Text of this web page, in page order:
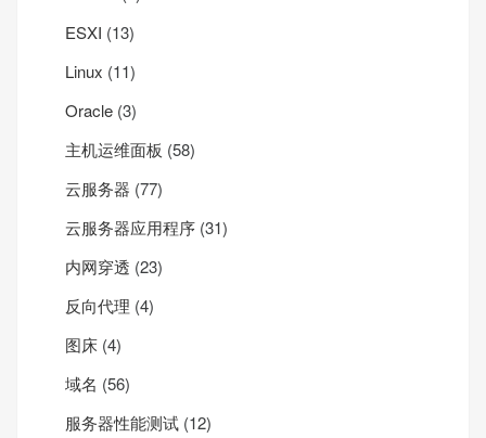
ESXI (13)
Linux (11)
Oracle (3)
主机运维面板 (58)
云服务器 (77)
云服务器应用程序 (31)
内网穿透 (23)
反向代理 (4)
图床 (4)
域名 (56)
服务器性能测试 (12)